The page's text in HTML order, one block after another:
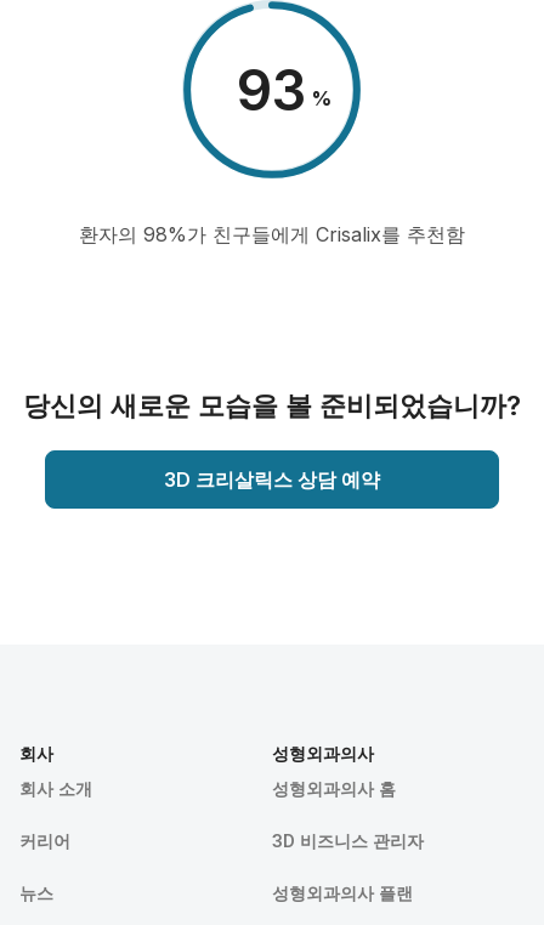
98 %
환자의 98%가 친구들에게 Crisalix를 추천함
당신의 새로운 모습을 볼 준비되었습니까?
3D 크리살릭스 상담 예약
회사
회사 소개
커리어
뉴스
성형외과의사
성형외과의사 홈
3D 비즈니스 관리자
성형외과의사 플랜